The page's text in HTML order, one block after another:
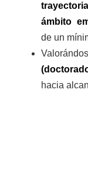
ámbito
de un
hacia